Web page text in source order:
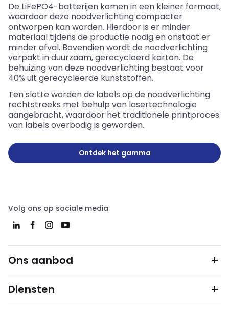
De LiFePO4-batterijen komen in een kleiner formaat,
waardoor deze noodverlichting compacter
ontworpen kan worden. Hierdoor is er minder
materiaal tijdens de productie nodig en onstaat er
minder afval. Bovendien wordt de noodverlichting
verpakt in duurzaam, gerecycleerd karton. De
behuizing van deze noodverlichting bestaat voor
40% uit gerecycleerde kunststoffen.
Ten slotte worden de labels op de noodverlichting
rechtstreeks met behulp van lasertechnologie
aangebracht, waardoor het traditionele printproces
van labels overbodig is geworden.
Ontdek het gamma
Volg ons op sociale media
Ons aanbod
Diensten